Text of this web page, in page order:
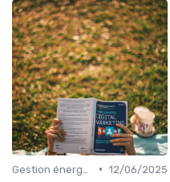
• 12/06/2025